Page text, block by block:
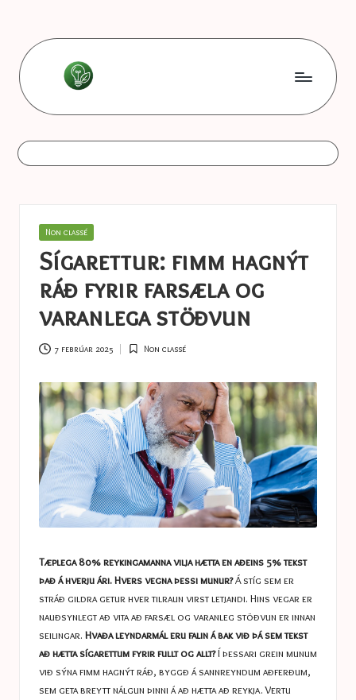
content
L
e
s
o
n
n
e
s
a
s
t
u
c
e
s
astuces
Posted
Non classé
Sígarettur: fimm hagnýt
ráð fyrir farsæla og
varanlega stöðvun
7 febrúar 2025
Posted
Non classé
Tæplega 80% reykingamanna vilja hætta en aðeins 5% tekst
það á hverju ári. Hvers vegna þessi munur?Á stíg sem er
stráð gildra getur hver tilraun virst letjandi. Hins vegar er
nauðsynlegt að vita að farsæl og varanleg stöðvun er innan
seilingar. Hvaða leyndarmál eru falin á bak við þá sem tekst
að hætta sígarettum fyrir fullt og allt?Í þessari grein munum
við sýna fimm hagnýt ráð, byggð á sannreyndum aðferðum,
sem geta breytt nálgun þinni á að hætta að reykja. Vertu